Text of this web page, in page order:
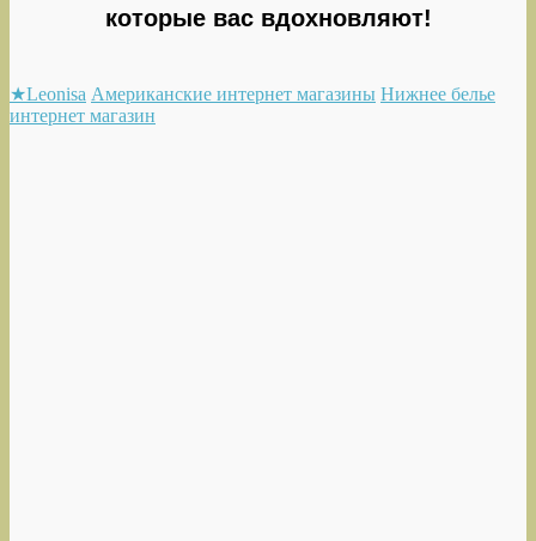
которые вас вдохновляют!
★Leonisa Американские интернет магазины Нижнее белье
интернет магазин